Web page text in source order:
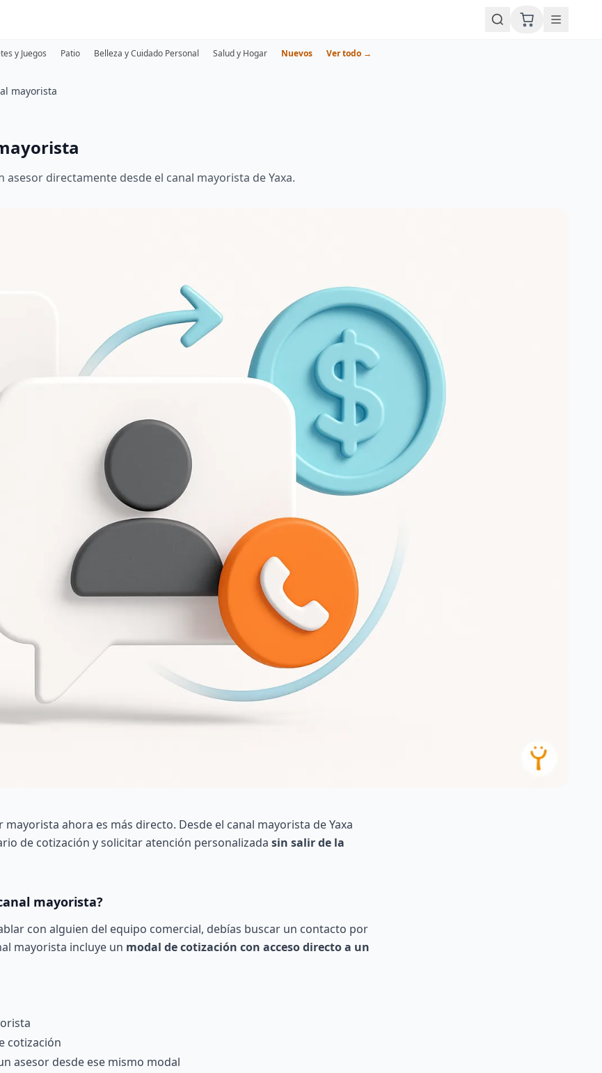
y Juegos Patio Belleza y Cuidado Personal Salud y Hogar Nuevos Ver todo →
mayorista
directamente desde el canal mayorista de Yaxa.
mayorista ahora es más directo. Desde el canal mayorista de Yaxa
de cotización y solicitar atención personalizada sin salir de la
mayorista?
con alguien del equipo comercial, debías buscar un contacto por
mayorista incluye un modal de cotización con acceso directo a un
cotización
asesor desde ese mismo modal